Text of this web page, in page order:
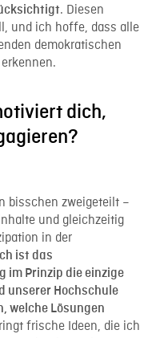
. Diesen
und ich hoffe, dass alle
demokratischen
dich,
bisschen zweigeteilt –
und gleichzeitig
in der
ist das
im Prinzip die einzige
unserer Hochschule
welche Lösungen
frische Ideen, die ich